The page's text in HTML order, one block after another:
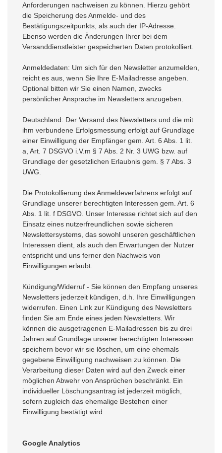
Anforderungen nachweisen zu können. Hierzu gehört
die Speicherung des Anmelde- und des
Bestätigungszeitpunkts, als auch der IP-Adresse.
Ebenso werden die Änderungen Ihrer bei dem
Versanddienstleister gespeicherten Daten protokolliert.
Anmeldedaten: Um sich für den Newsletter anzumelden,
reicht es aus, wenn Sie Ihre E-Mailadresse angeben.
Optional bitten wir Sie einen Namen, zwecks
persönlicher Ansprache im Newsletters anzugeben.
Deutschland: Der Versand des Newsletters und die mit
ihm verbundene Erfolgsmessung erfolgt auf Grundlage
einer Einwilligung der Empfänger gem. Art. 6 Abs. 1 lit.
a, Art. 7 DSGVO i.V.m § 7 Abs. 2 Nr. 3 UWG bzw. auf
Grundlage der gesetzlichen Erlaubnis gem. § 7 Abs. 3
UWG.
Die Protokollierung des Anmeldeverfahrens erfolgt auf
Grundlage unserer berechtigten Interessen gem. Art. 6
Abs. 1 lit. f DSGVO. Unser Interesse richtet sich auf den
Einsatz eines nutzerfreundlichen sowie sicheren
Newslettersystems, das sowohl unseren geschäftlichen
Interessen dient, als auch den Erwartungen der Nutzer
entspricht und uns ferner den Nachweis von
Einwilligungen erlaubt.
Kündigung/Widerruf - Sie können den Empfang unseres
Newsletters jederzeit kündigen, d.h. Ihre Einwilligungen
widerrufen. Einen Link zur Kündigung des Newsletters
finden Sie am Ende eines jeden Newsletters. Wir
können die ausgetragenen E-Mailadressen bis zu drei
Jahren auf Grundlage unserer berechtigten Interessen
speichern bevor wir sie löschen, um eine ehemals
gegebene Einwilligung nachweisen zu können. Die
Verarbeitung dieser Daten wird auf den Zweck einer
möglichen Abwehr von Ansprüchen beschränkt. Ein
individueller Löschungsantrag ist jederzeit möglich,
sofern zugleich das ehemalige Bestehen einer
Einwilligung bestätigt wird.
Google Analytics